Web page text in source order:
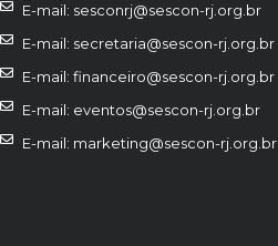
E-mail: sesconrj@sescon-rj.org.br
E-mail: secretaria@sescon-rj.org.br
E-mail: financeiro@sescon-rj.org.br
E-mail: eventos@sescon-rj.org.br
E-mail: marketing@sescon-rj.org.br